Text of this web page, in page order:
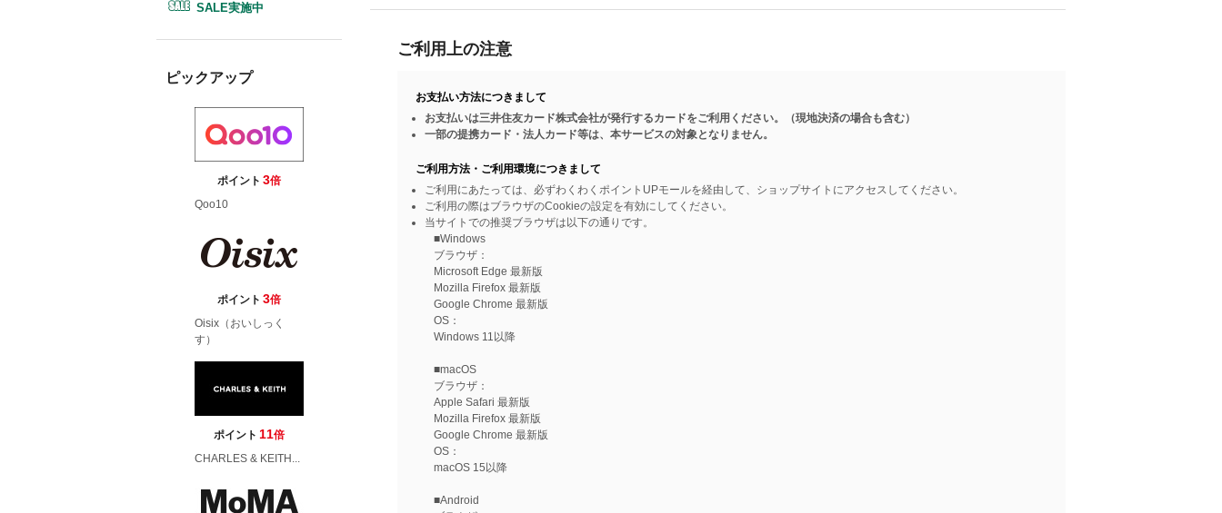
SALE実施中
ピックアップ
ポイント 3倍
Qoo10
ポイント 3倍
Oisix（おいしっく
す）
ポイント 11倍
CHARLES & KEITH...
ご利用上の注意
お支払い方法につきまして
お支払いは三井住友カード株式会社が発行するカードをご利用ください。（現地決済の場合も含む）
一部の提携カード・法人カード等は、本サービスの対象となりません。
ご利用方法・ご利用環境につきまして
ご利用にあたっては、必ずわくわくポイントUPモールを経由して、ショップサイトにアクセスしてください。
ご利用の際はブラウザのCookieの設定を有効にしてください。
当サイトでの推奨ブラウザは以下の通りです。
■Windows
ブラウザ：
Microsoft Edge 最新版
Mozilla Firefox 最新版
Google Chrome 最新版
OS：
Windows 11以降
■macOS
ブラウザ：
Apple Safari 最新版
Mozilla Firefox 最新版
Google Chrome 最新版
OS：
macOS 15以降
■Android